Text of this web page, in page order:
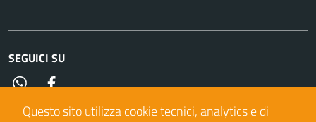
SEGUICI SU
Whatsappfacebook
Questo sito utilizza cookie tecnici, analytics e di